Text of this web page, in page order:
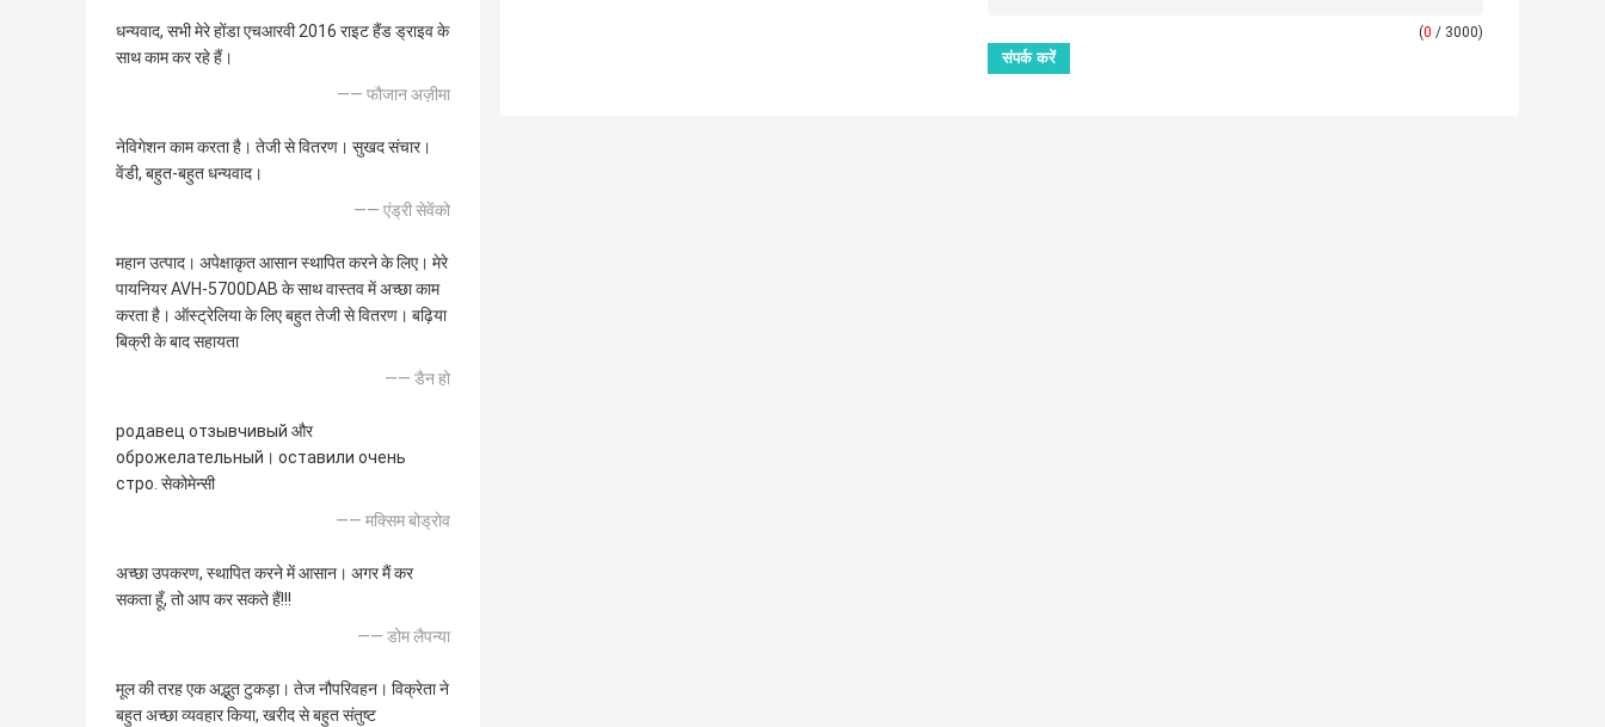
धन्यवाद, सभी मेरे होंडा एचआरवी 2016 राइट हैंड ड्राइव के
साथ काम कर रहे हैं।
—— फौजान अज़ीमा
नेविगेशन काम करता है। तेजी से वितरण। सुखद संचार।
वेंडी, बहुत-बहुत धन्यवाद।
—— एंड्री सेवेंको
महान उत्पाद। अपेक्षाकृत आसान स्थापित करने के लिए। मेरे
पायनियर AVH-5700DAB के साथ वास्तव में अच्छा काम
करता है। ऑस्ट्रेलिया के लिए बहुत तेजी से वितरण। बढ़िया
बिक्री के बाद सहायता
—— डैन हो
родавец отзывчивый और
оброжелательный। оставили очень
стро. सेकोमेन्सी
—— मक्सिम बोड्रोव
अच्छा उपकरण, स्थापित करने में आसान। अगर मैं कर
सकता हूँ, तो आप कर सकते हैं!!!
—— डोम लैपन्या
मूल की तरह एक अद्भुत टुकड़ा। तेज नौपरिवहन। विक्रेता ने
बहुत अच्छा व्यवहार किया, खरीद से बहुत संतुष्ट
(0 / 3000)